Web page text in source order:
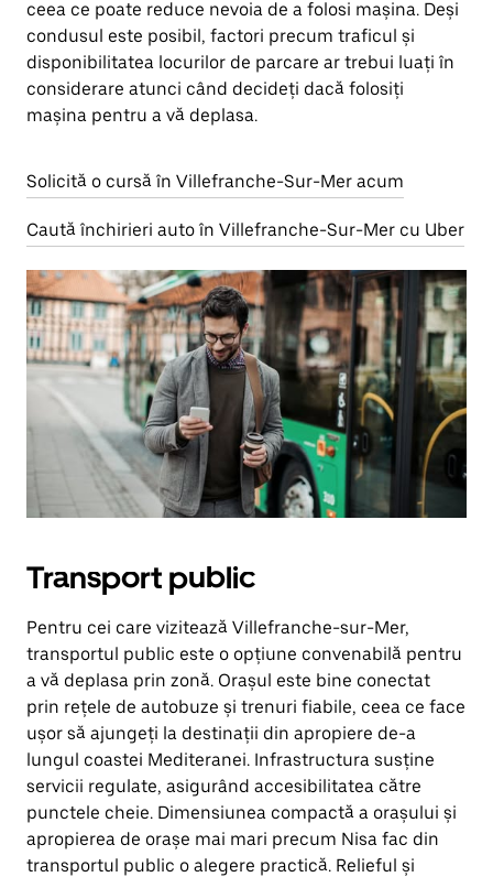
ceea ce poate reduce nevoia de a folosi mașina. Deși
condusul este posibil, factori precum traficul și
disponibilitatea locurilor de parcare ar trebui luați în
considerare atunci când decideți dacă folosiți
mașina pentru a vă deplasa.
Solicită o cursă în Villefranche-Sur-Mer acum
Caută închirieri auto în Villefranche-Sur-Mer cu Uber
Transport public
Pentru cei care vizitează Villefranche-sur-Mer,
transportul public este o opțiune convenabilă pentru
a vă deplasa prin zonă. Orașul este bine conectat
prin rețele de autobuze și trenuri fiabile, ceea ce face
ușor să ajungeți la destinații din apropiere de-a
lungul coastei Mediteranei. Infrastructura susține
servicii regulate, asigurând accesibilitatea către
punctele cheie. Dimensiunea compactă a orașului și
apropierea de orașe mai mari precum Nisa fac din
transportul public o alegere practică. Relieful și